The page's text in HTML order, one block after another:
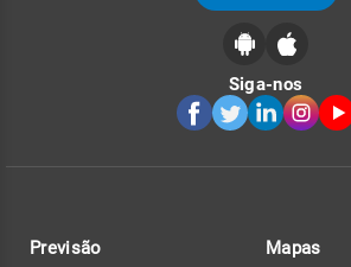
Siga-nos
Previsão Mapas